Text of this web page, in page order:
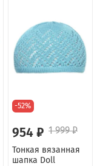
-52%
954 ₽ 1 999 ₽
Тонкая вязанная
шапка Doll